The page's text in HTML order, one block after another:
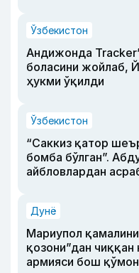
Ўзбекистон
Андижонда
боласини жойлаб,
ҳукми ўқилди
Ўзбекистон
“Саккиз қатор
бомба бўлган”.
айбловлардан
Дунё
Мариупол
қозони”дан
армияси бош